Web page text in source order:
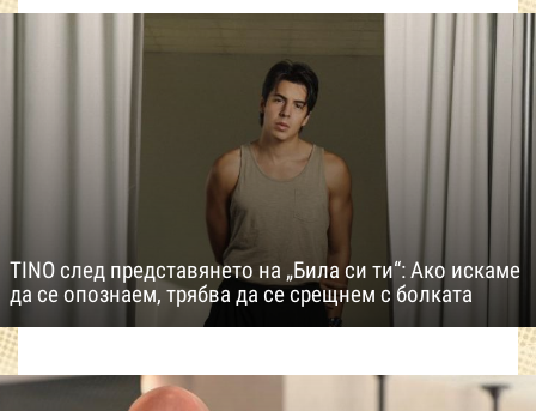
TINO след представянето на „Била си ти“: Ако искаме
да се опознаем, трябва да се срещнем с болката